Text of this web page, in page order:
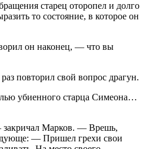
старец оторопел и долго
то состояние, в которое он
он наконец, — что вы
повторил свой вопрос драгун.
убиенного старца Симеона…
Марков. — Врешь,
— Пришел грехи свои